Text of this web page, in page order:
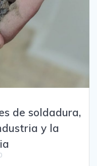
de soldadura,
y la